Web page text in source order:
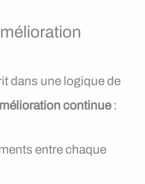
dans une logique de
continue:
entre chaque